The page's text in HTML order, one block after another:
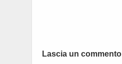
Lascia un commento